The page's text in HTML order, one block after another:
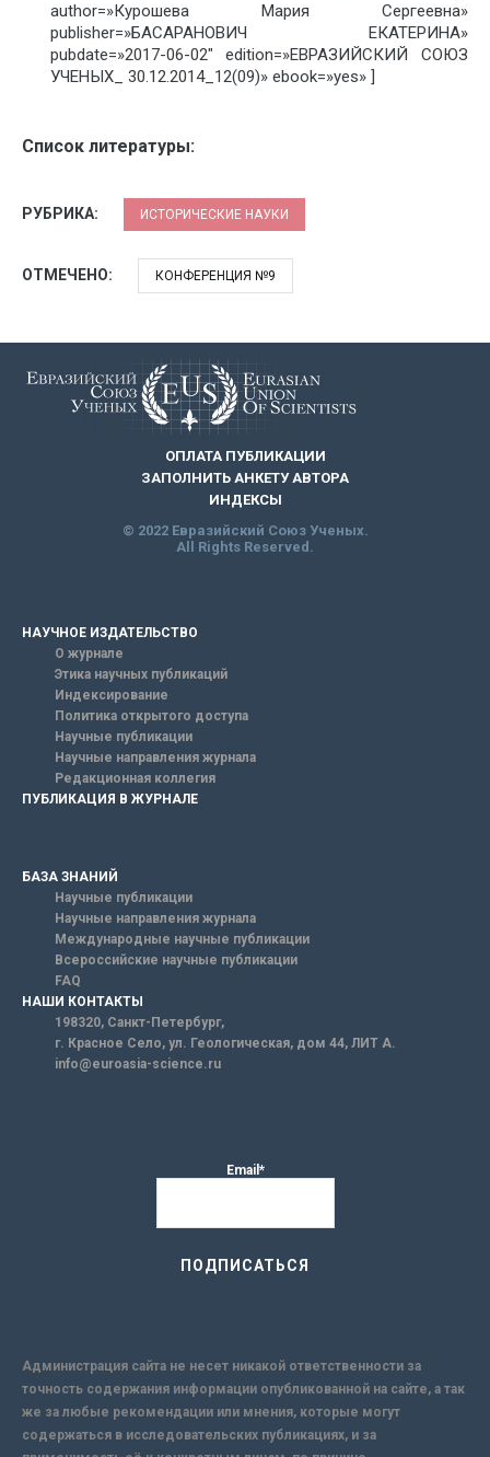
author=»Курошева Мария Сергеевна»
publisher=»БАСАРАНОВИЧ ЕКАТЕРИНА»
pubdate=»2017-06-02″ edition=»ЕВРАЗИЙСКИЙ СОЮЗ
УЧЕНЫХ_ 30.12.2014_12(09)» ebook=»yes» ]
Список литературы:
РУБРИКА: ИСТОРИЧЕСКИЕ НАУКИ
ОТМЕЧЕНО: КОНФЕРЕНЦИЯ №9
ОПЛАТА ПУБЛИКАЦИИ
ЗАПОЛНИТЬ АНКЕТУ АВТОРА
ИНДЕКСЫ
© 2022 Евразийский Союз Ученых.
All Rights Reserved.
НАУЧНОЕ ИЗДАТЕЛЬСТВО
О журнале
Этика научных публикаций
Индексирование
Политика открытого доступа
Научные публикации
Научные направления журнала
Редакционная коллегия
ПУБЛИКАЦИЯ В ЖУРНАЛЕ
БАЗА ЗНАНИЙ
Научные публикации
Научные направления журнала
Международные научные публикации
Всероссийские научные публикации
FAQ
НАШИ КОНТАКТЫ
198320, Санкт-Петербург,
г. Красное Село, ул. Геологическая, дом 44, ЛИТ А.
info@euroasia-science.ru
Email*
Администрация сайта не несет никакой ответственности за
точность содержания информации опубликованной на сайте, а так
же за любые рекомендации или мнения, которые могут
содержаться в исследовательских публикациях, и за